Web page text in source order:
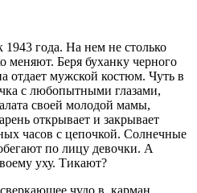
года. На нем не столько
меняют. Беря буханку черного
отдает мужской костюм. Чуть в
с любопытными глазами,
своей молодой мамы,
открывает и закрывает
часов с цепочкой. Солнечные
по лицу девочки. А
уху. Тикают?
чудо в карман